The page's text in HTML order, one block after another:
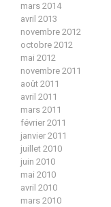
mars 2014
avril 2013
novembre 2012
octobre 2012
mai 2012
novembre 2011
août 2011
avril 2011
mars 2011
février 2011
janvier 2011
juillet 2010
juin 2010
mai 2010
avril 2010
mars 2010